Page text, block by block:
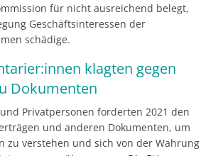
für nicht ausreichend belegt,
Geschäftsinteressen der
schädige.
klagten gegen
Dokumenten
Privatpersonen forderten 2021 den
und anderen Dokumenten, um
zu verstehen und sich von der Wahrung